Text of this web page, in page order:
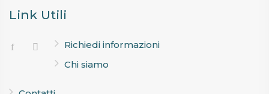
Link Utili
Richiedi informazioni
Chi siamo